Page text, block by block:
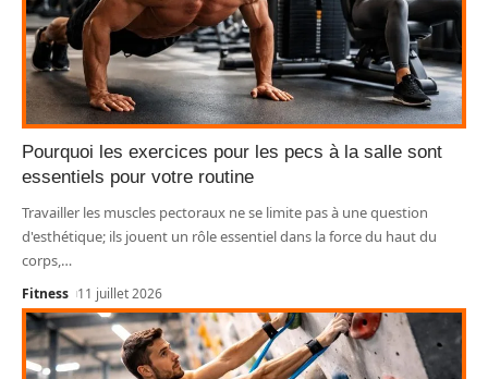
Pourquoi les exercices pour les pecs à la salle sont
essentiels pour votre routine
Travailler les muscles pectoraux ne se limite pas à une question
d'esthétique; ils jouent un rôle essentiel dans la force du haut du
corps,…
Fitness 11 juillet 2026